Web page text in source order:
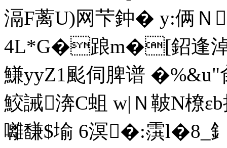
滆F蓠U)网芐鈡� y:俩Ｎ
4L*G�踉m�[鉊逢淖
鰜yyZ1颩伺脾谱 �%&u"
鮫誡渀C蛆 w|Ｎ鞁N橑
囄馦$堬 6溟�:霟l�8_